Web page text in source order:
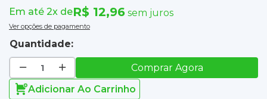
Em até 2x deR$ 12,96 sem juros
Ver opções de pagamento
Quantidade:
Comprar Agora
Adicionar Ao Carrinho